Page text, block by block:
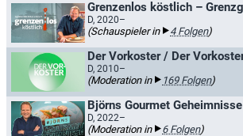
D, 2020–
(Schauspieler in 4 Folgen)
D, 2010–
(Moderation in 169 Folgen)
Björns Gourmet Geheimnisse
D, 2022–
(Moderation in 6 Folgen)